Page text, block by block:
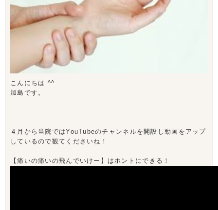
こんにちは ^^
加島です。
４月から当院ではYouTubeのチャンネルを開設し動画をアップ
しているので観てくださいね！
【痛いの痛いの飛んでいけー】はホントにできる！